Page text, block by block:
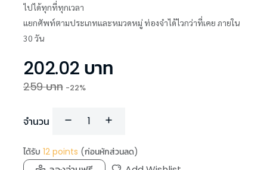
ไปได้ทุกที่ทุกเวลา
แยกศัพท์ตามประเภทและหมวดหมู่ ท่องจำได้ไวกว่าที่เคย ภายใน
30 วัน
202.02 บาท
259บาท -22%
จำนวน
ได้รับ 12 points (ก่อนหักส่วนลด)